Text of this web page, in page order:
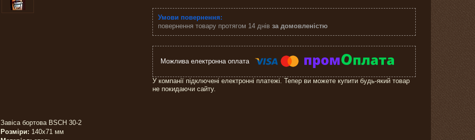
повернення товару протягом 14 днів за домовленістю
У компанії підключені електронні платежі. Тепер ви можете купити будь-який товар
не покидаючи сайту.
Завіса бортова BSCH 30-2
Розміри: 140х71 мм